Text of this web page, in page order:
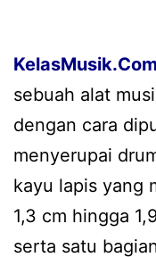
KelasMusik.Com
sebuah alat
dengan cara
menyerupai
kayu lapis yang
1,3 cm hingga
serta satu